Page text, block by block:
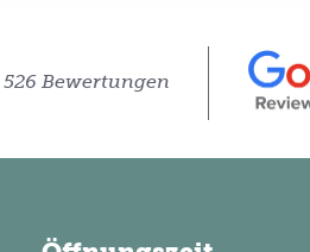
526 Bewertungen